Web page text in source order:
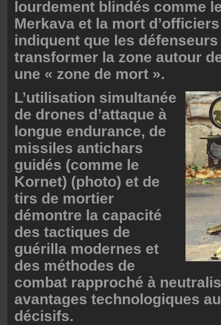
lourdement blindés comme
Merkava et la mort
indiquent que les
transformer la zone autour
une « zone de mort ».
L’utilisation simultanée
de drones d’attaque à
longue endurance, de
missiles antichars
guidés (comme le
Kornet) (photo) et de
tirs de mortier
démontre la capacité
des tactiques de
guérilla modernes et
des méthodes de
combat rapproché à
avantages technologiques
décisifs.